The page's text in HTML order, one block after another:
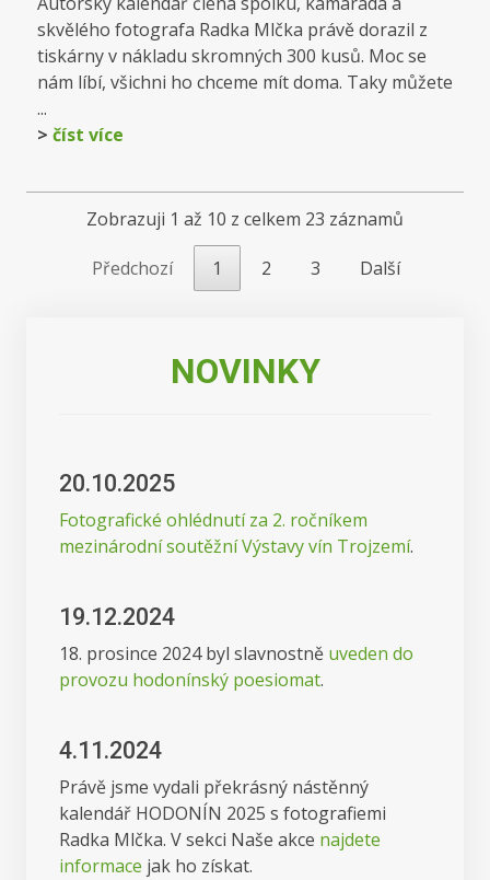
skvělého fotografa Radka Mlčka právě dorazil z
tiskárny v nákladu skromných 300 kusů. Moc se
nám líbí, všichni ho chceme mít doma. Taky můžete
...
> číst více
Zobrazuji 1 až 10 z celkem 23 záznamů
Předchozí 1 2 3 Další
NOVINKY
20.10.2025
Fotografické ohlédnutí za 2. ročníkem
mezinárodní soutěžní Výstavy vín Trojzemí.
19.12.2024
18. prosince 2024 byl slavnostně uveden do
provozu hodonínský poesiomat.
4.11.2024
Právě jsme vydali překrásný nástěnný
kalendář HODONÍN 2025 s fotografiemi
Radka Mlčka. V sekci Naše akce najdete
informace jak ho získat.